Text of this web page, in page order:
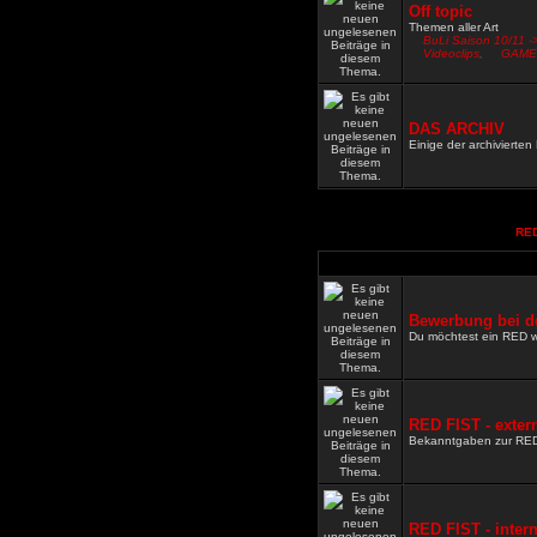
Off topic
Themen aller Art
BuLi Saison 10/11 -
Videoclips
DAS ARCHIV
Einige der
Bewerbung bei
Du möchtest ein RED
RED FIST -
Bekanntgaben zur
RED FIST - intern